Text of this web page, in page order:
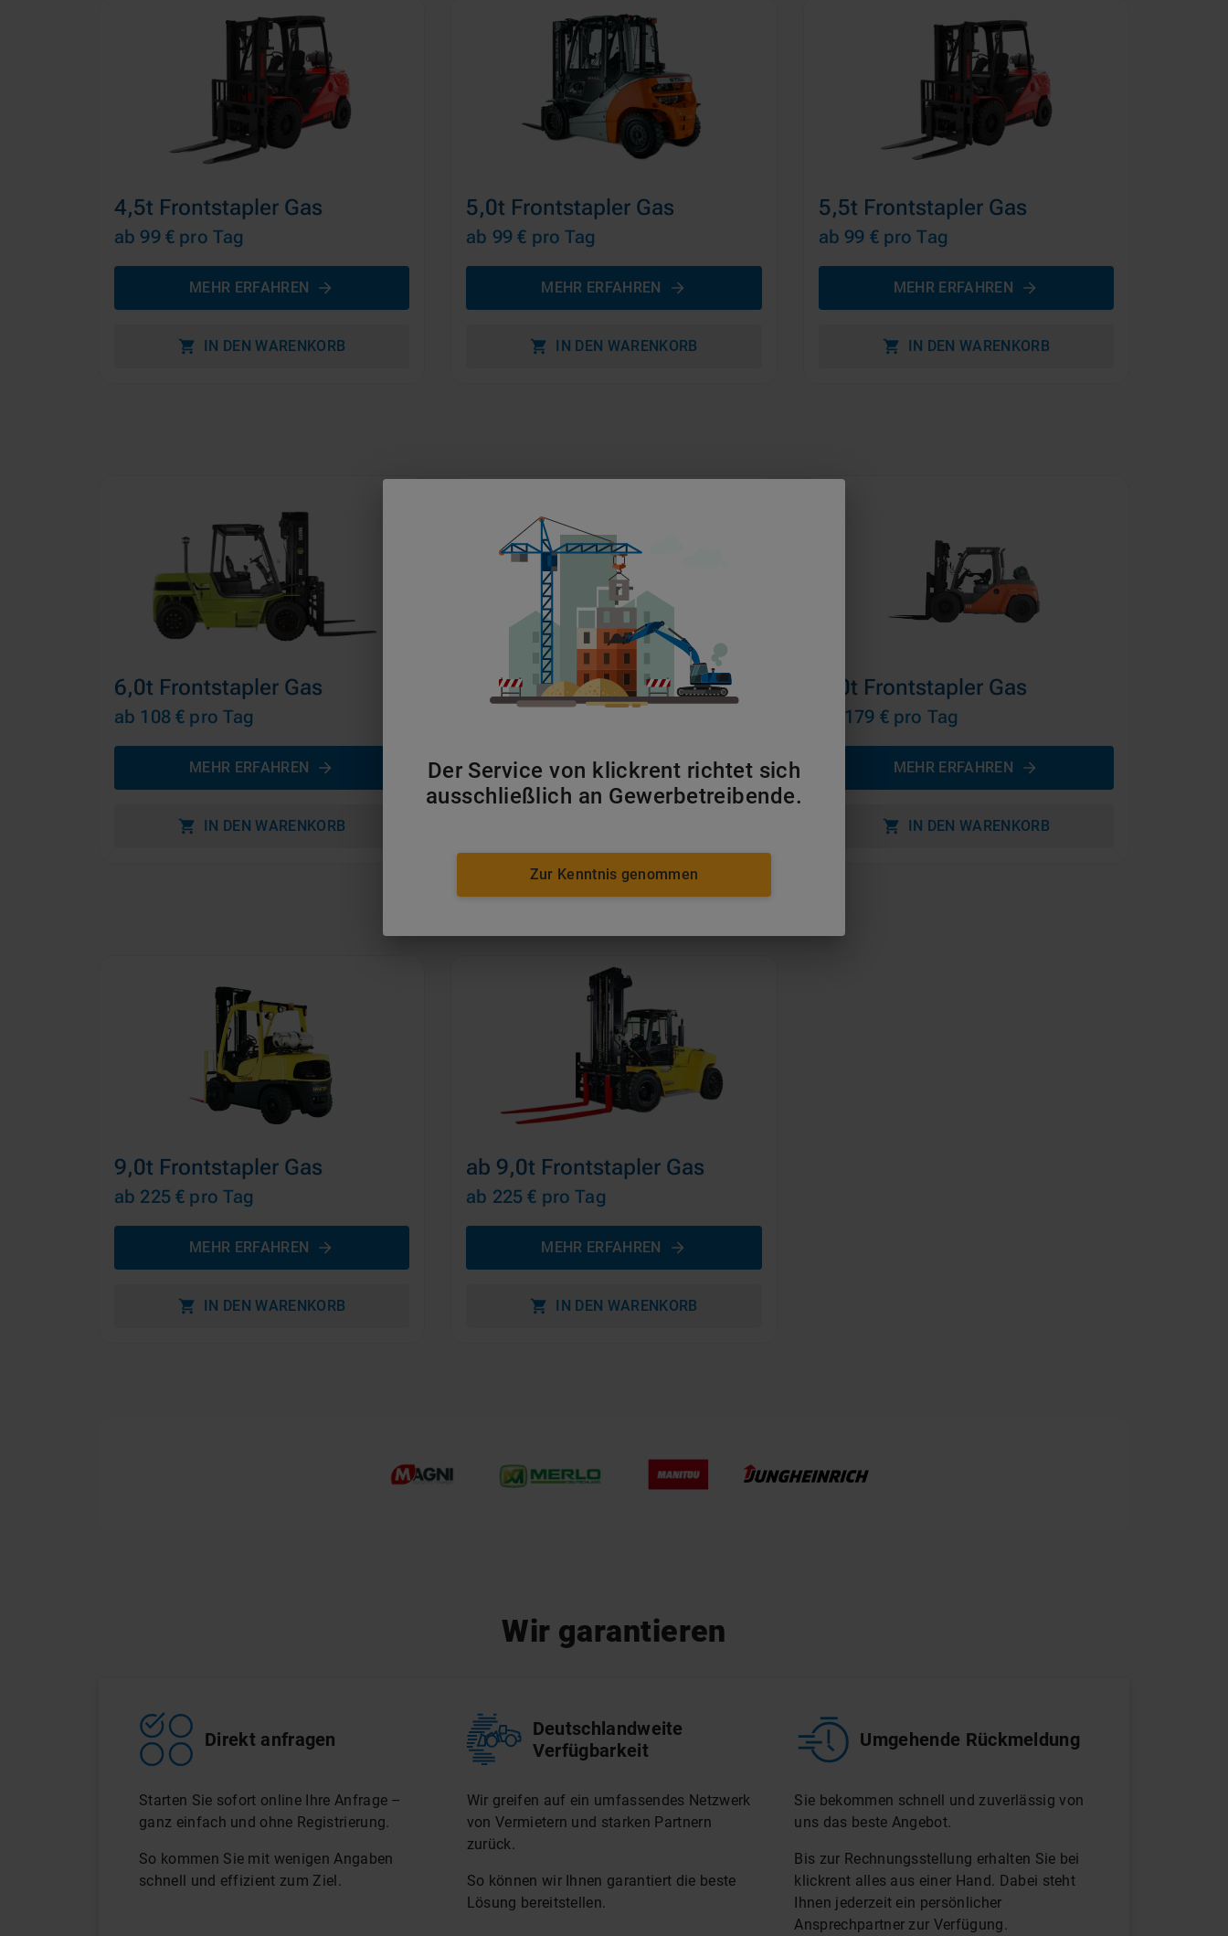
4,5t Frontstapler Gas
ab 99 € pro Tag
MEHR ERFAHREN
IN DEN WARENKORB
5,0t Frontstapler Gas
ab 99 € pro Tag
MEHR ERFAHREN
IN DEN WARENKORB
5,5t Frontstapler Gas
ab 99 € pro Tag
MEHR ERFAHREN
IN DEN WARENKORB
6,0t Frontstapler Gas
ab 108 € pro Tag
MEHR ERFAHREN
IN DEN WARENKORB
7,0t Frontstapler Gas
MEHR ERFAHREN
8,0t Frontstapler Gas
ab 179 € pro Tag
MEHR ERFAHREN
IN DEN WARENKORB
9,0t Frontstapler Gas
ab 225 € pro Tag
MEHR ERFAHREN
IN DEN WARENKORB
ab 9,0t Frontstapler Gas
ab 225 € pro Tag
MEHR ERFAHREN
IN DEN WARENKORB
Wir garantieren
Direkt anfragen
Starten Sie sofort online Ihre Anfrage –
ganz einfach und ohne Registrierung.
So kommen Sie mit wenigen Angaben
schnell und effizient zum Ziel.
Deutschlandweite
Verfügbarkeit
Wir greifen auf ein umfassendes Netzwerk
von Vermietern und starken Partnern
zurück.
So können wir Ihnen garantiert die beste
Lösung bereitstellen.
Umgehende Rückmeldung
Sie bekommen schnell und zuverlässig von
uns das beste Angebot.
Bis zur Rechnungsstellung erhalten Sie bei
klickrent alles aus einer Hand. Dabei steht
Ihnen jederzeit ein persönlicher
Ansprechpartner zur Verfügung.
Der Service von klickrent richtet sich
ausschließlich an Gewerbetreibende.
Zur Kenntnis genommen